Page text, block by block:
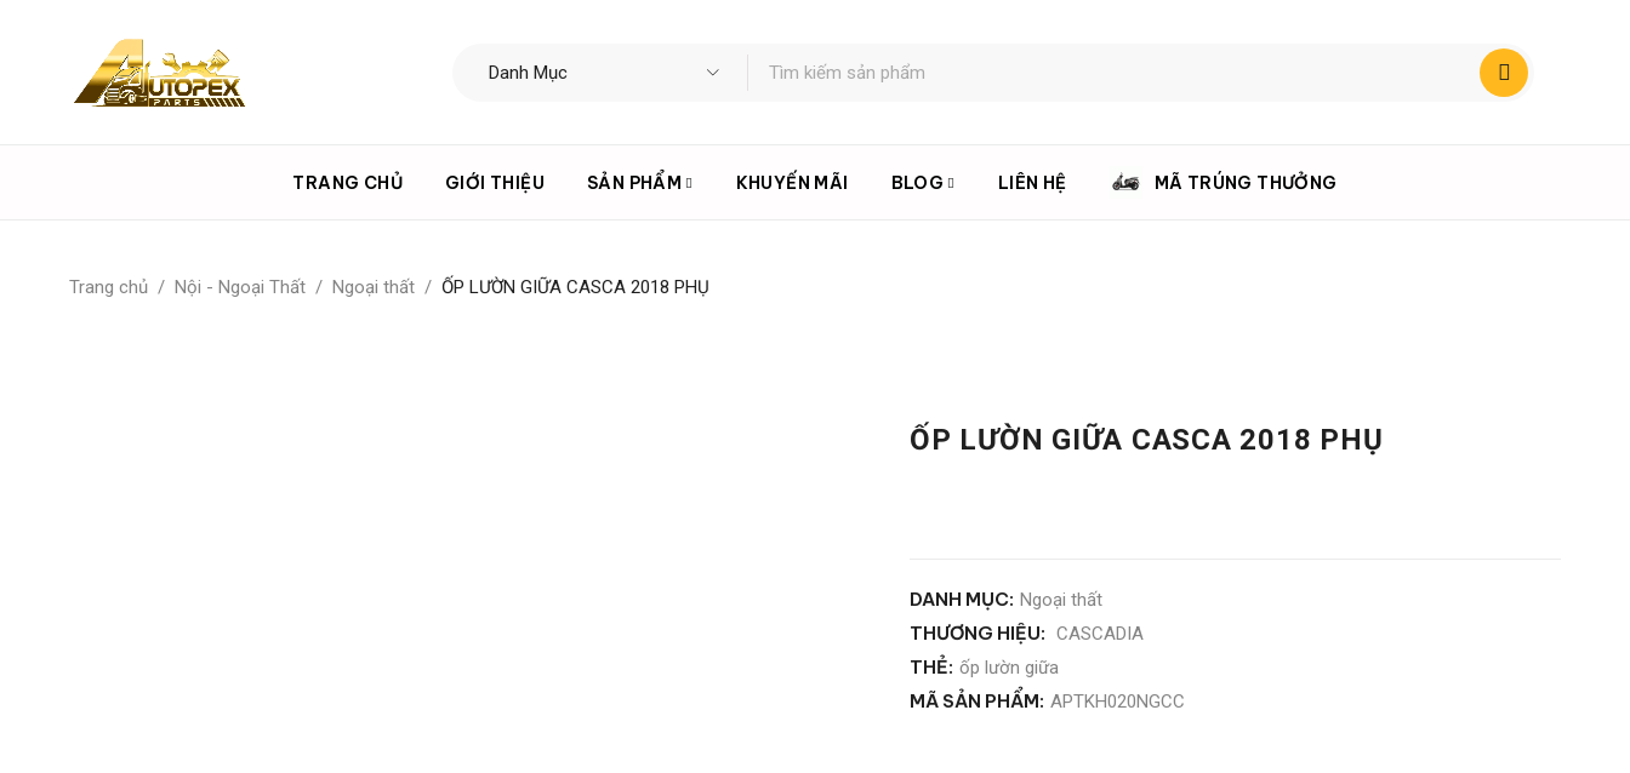
TRANG CHỦ GIỚI THIỆU SẢN PHẨM KHUYẾN MÃI BLOG LIÊN HỆ MÃ TRÚNG THƯỞNG
Trang chủ / Nội - Ngoại Thất / Ngoại thất / ỐP LƯỜN GIỮA CASCA 2018 PHỤ
ỐP LƯỜN GIỮA CASCA 2018 PHỤ
DANH MỤC: Ngoại thất
THƯƠNG HIỆU: CASCADIA
THẺ: ốp lườn giữa
MÃ SẢN PHẨM: APTKH020NGCC